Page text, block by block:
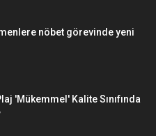
nöbet görevinde yeni
'Mükemmel' Kalite Sınıfında